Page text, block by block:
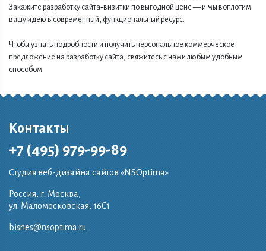
Закажите разработку сайта‑визитки по выгодной цене — и мы воплотим
вашу идею в современный, функциональный ресурс.
Чтобы узнать подробности и получить персональное коммерческое
предложение на разработку сайта, свяжитесь с нами любым удобным
способом
Контакты
+7 (495) 979-99-89
Студия веб-дизайна сайтов «NSOptima»
Россия, г. Москва,
ул. Маломосковская, 16C1
bisnes@nsoptima.ru